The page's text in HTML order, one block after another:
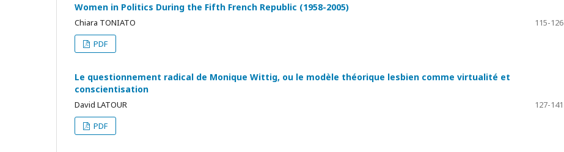
Women in Politics During the Fifth French Republic (1958-2005)
Chiara TONIATO
115-126
PDF
Le questionnement radical de Monique Wittig, ou le modèle théorique lesbien comme virtualité et
conscientisation
David LATOUR
127-141
PDF